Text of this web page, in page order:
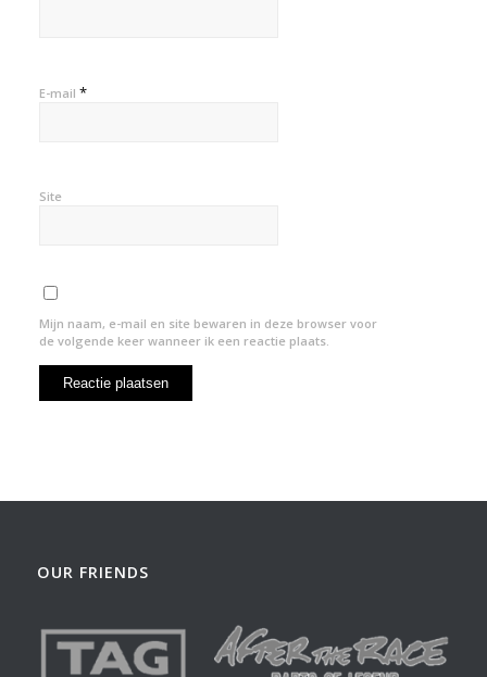
E-mail *
Site
Mijn naam, e-mail en site bewaren in deze browser voor
de volgende keer wanneer ik een reactie plaats.
OUR FRIENDS